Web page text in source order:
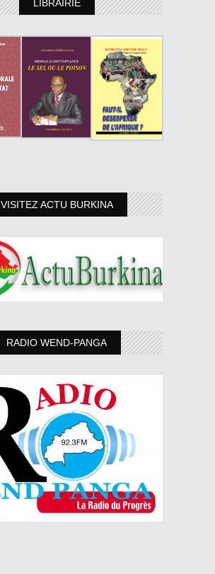
LIBRAIRIE
VISITEZ ACTU BURKINA
RADIO WEND-PANGA